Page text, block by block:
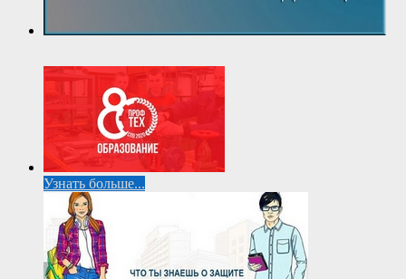
Узнать больше...